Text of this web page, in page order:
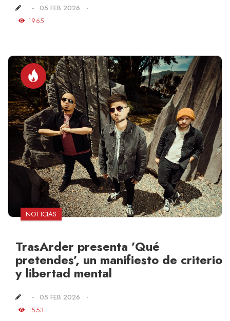
05 FEB 2026
1965
NOTICIAS
TrasArder presenta ’Qué
pretendes’, un manifiesto de criterio
y libertad mental
05 FEB 2026
1553